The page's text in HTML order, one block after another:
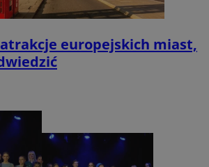
europejskich miast,